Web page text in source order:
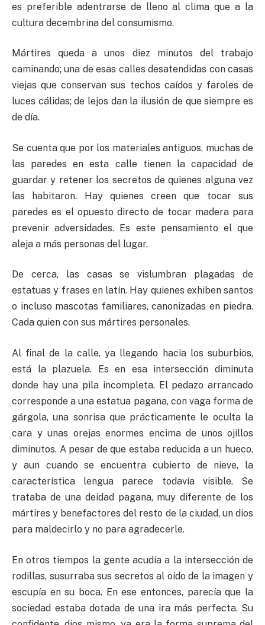
es preferible adentrarse de lleno al clima que a la
cultura decembrina del consumismo.
Mártires queda a unos diez minutos del trabajo
caminando; una de esas calles desatendidas con casas
viejas que conservan sus techos caídos y faroles de
luces cálidas; de lejos dan la ilusión de que siempre es
de día.
Se cuenta que por los materiales antiguos, muchas de
las paredes en esta calle tienen la capacidad de
guardar y retener los secretos de quienes alguna vez
las habitaron. Hay quienes creen que tocar sus
paredes es el opuesto directo de tocar madera para
prevenir adversidades. Es este pensamiento el que
aleja a más personas del lugar.
De cerca, las casas se vislumbran plagadas de
estatuas y frases en latín. Hay quienes exhiben santos
o incluso mascotas familiares, canonizadas en piedra.
Cada quien con sus mártires personales.
Al final de la calle, ya llegando hacia los suburbios,
está la plazuela. Es en esa intersección diminuta
donde hay una pila incompleta. El pedazo arrancado
corresponde a una estatua pagana, con vaga forma de
gárgola, una sonrisa que prácticamente le oculta la
cara y unas orejas enormes encima de unos ojillos
diminutos. A pesar de que estaba reducida a un hueco,
y aun cuando se encuentra cubierto de nieve, la
característica lengua parece todavía visible. Se
trataba de una deidad pagana, muy diferente de los
mártires y benefactores del resto de la ciudad, un dios
para maldecirlo y no para agradecerle.
En otros tiempos la gente acudía a la intersección de
rodillas, susurraba sus secretos al oído de la imagen y
escupía en su boca. En ese entonces, parecía que la
sociedad estaba dotada de una ira más perfecta. Su